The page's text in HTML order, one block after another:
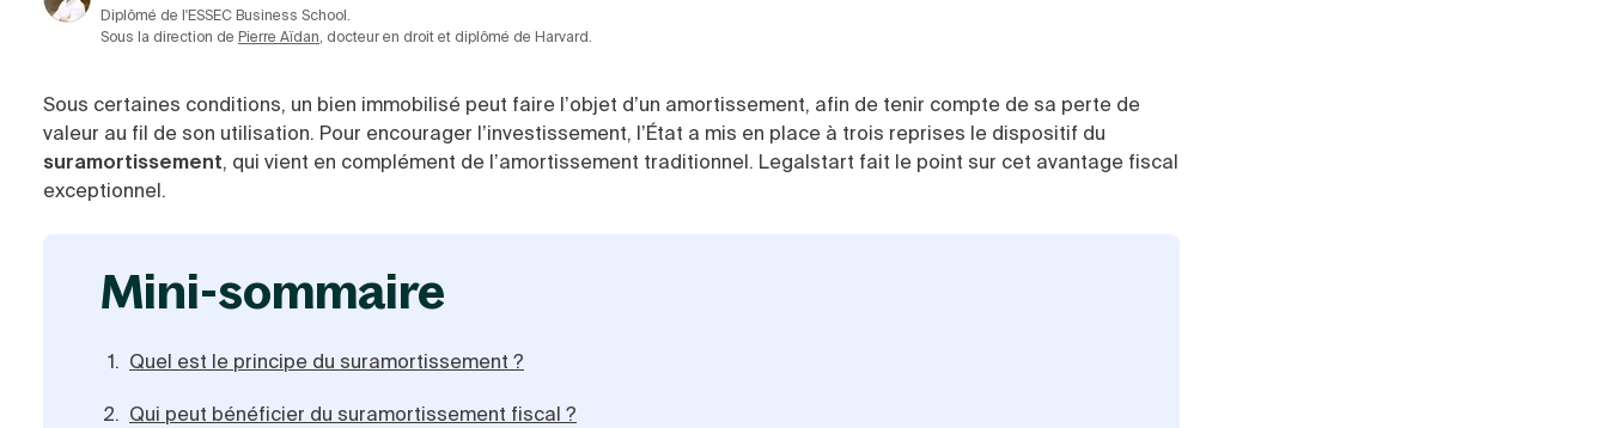
Diplômé de l'ESSEC Business School.
Sous la direction de Pierre Aïdan, docteur en droit et diplômé de Harvard.
Sous certaines conditions, un bien immobilisé peut faire l’objet d’un amortissement, afin de tenir compte de sa perte de
valeur au fil de son utilisation. Pour encourager l’investissement, l’État a mis en place à trois reprises le dispositif du
suramortissement, qui vient en complément de l’amortissement traditionnel. Legalstart fait le point sur cet avantage fiscal
exceptionnel.
mini-sommaire
Quel est le principe du suramortissement ?
Qui peut bénéficier du suramortissement fiscal ?